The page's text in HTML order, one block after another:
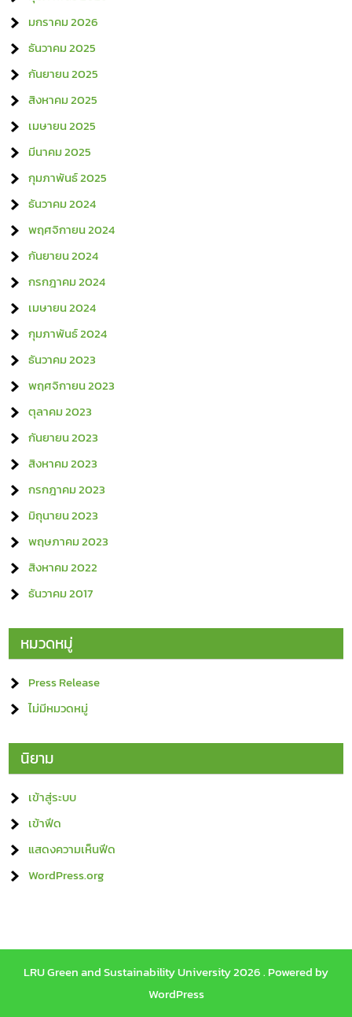
มกราคม 2026
ธันวาคม 2025
กันยายน 2025
สิงหาคม 2025
เมษายน 2025
มีนาคม 2025
กุมภาพันธ์ 2025
ธันวาคม 2024
พฤศจิกายน 2024
กันยายน 2024
กรกฎาคม 2024
เมษายน 2024
กุมภาพันธ์ 2024
ธันวาคม 2023
พฤศจิกายน 2023
ตุลาคม 2023
กันยายน 2023
สิงหาคม 2023
กรกฎาคม 2023
มิถุนายน 2023
พฤษภาคม 2023
สิงหาคม 2022
ธันวาคม 2017
หมวดหมู่
Press Release
ไม่มีหมวดหมู่
นิยาม
เข้าสู่ระบบ
เข้าฟีด
แสดงความเห็นฟีด
WordPress.org
LRU Green and Sustainability University 2026 . Powered by
WordPress